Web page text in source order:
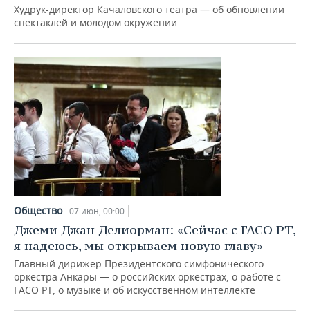
Худрук-директор Качаловского театра — об обновлении
спектаклей и молодом окружении
Общество 07 июн, 00:00
Джеми Джан Делиорман: «Сейчас с ГАСО РТ,
я надеюсь, мы открываем новую главу»
Главный дирижер Президентского симфонического
оркестра Анкары — о российских оркестрах, о работе с
ГАСО РТ, о музыке и об искусственном интеллекте